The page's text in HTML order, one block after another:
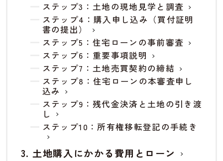
ステップ3：土地の現地見学と調査
ステップ4：購入申し込み（買付証明
書の提出）
ステップ5：住宅ローンの事前審査
ステップ6：重要事項説明
ステップ7：土地売買契約の締結
ステップ8：住宅ローンの本審査申し
込み
ステップ9：残代金決済と土地の引き渡
し
ステップ10：所有権移転登記の手続き
土地購入にかかる費用とローン